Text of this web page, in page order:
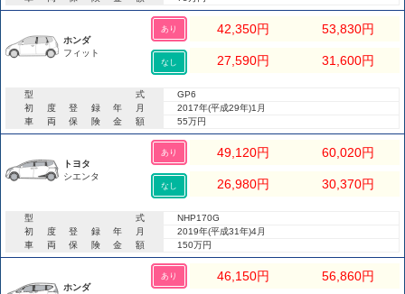
ホンダ
フィット
あり 42,350円 53,830円
なし 27,590円 31,600円
型式
GP6
初度登録年月
2017年(平成29年)1月
車両保険金額
55万円
トヨタ
シエンタ
あり 49,120円 60,020円
なし 26,980円 30,370円
型式
NHP170G
初度登録年月
2019年(平成31年)4月
車両保険金額
150万円
ホンダ
あり 46,150円 56,860円